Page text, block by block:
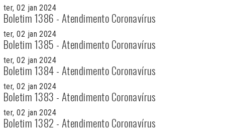
ter, 02 jan 2024
Boletim 1386 - Atendimento Coronavírus
ter, 02 jan 2024
Boletim 1385 - Atendimento Coronavírus
ter, 02 jan 2024
Boletim 1384 - Atendimento Coronavírus
ter, 02 jan 2024
Boletim 1383 - Atendimento Coronavírus
ter, 02 jan 2024
Boletim 1382 - Atendimento Coronavírus